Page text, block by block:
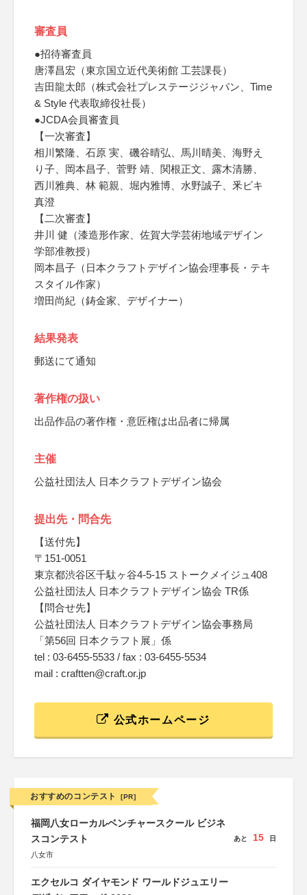
審査員
●招待審査員
唐澤昌宏（東京国立近代美術館 工芸課長）
吉田龍太郎（株式会社プレステージジャパン、Time
& Style 代表取締役社長）
●JCDA会員審査員
【一次審査】
相川繁隆、石原 実、磯谷晴弘、馬川晴美、海野え
り子、岡本昌子、菅野 靖、関根正文、露木清勝、
西川雅典、林 範親、堀内雅博、水野誠子、釆ビキ
真澄
【二次審査】
井川 健（漆造形作家、佐賀大学芸術地域デザイン
学部准教授）
岡本昌子（日本クラフトデザイン協会理事長・テキ
スタイル作家）
増田尚紀（鋳金家、デザイナー）
結果発表
郵送にて通知
著作権の扱い
出品作品の著作権・意匠権は出品者に帰属
主催
公益社団法人 日本クラフトデザイン協会
提出先・問合先
【送付先】
〒151-0051
東京都渋谷区千駄ヶ谷4-5-15 ストークメイジュ408
公益社団法人 日本クラフトデザイン協会 TR係
【問合せ先】
公益社団法人 日本クラフトデザイン協会事務局
「第56回 日本クラフト展」係
tel : 03-6455-5533 / fax : 03-6455-5534
mail : craftten@craft.or.jp
公式ホームページ
おすすめのコンテスト [PR]
福岡八女ローカルベンチャースクール ビジネ
スコンテスト
八女市
あと 15 日
エクセルコ ダイヤモンド ワールドジュエリー